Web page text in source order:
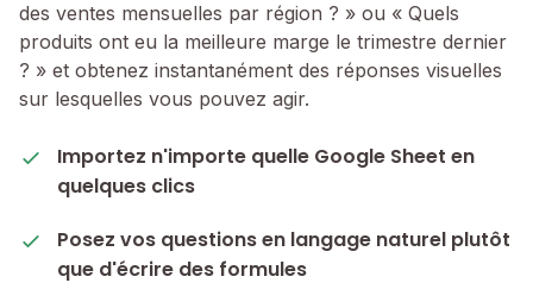
des ventes mensuelles par région ? » ou « Quels
produits ont eu la meilleure marge le trimestre dernier
? » et obtenez instantanément des réponses visuelles
sur lesquelles vous pouvez agir.
Importez n'importe quelle Google Sheet en
quelques clics
Posez vos questions en langage naturel plutôt
que d'écrire des formules